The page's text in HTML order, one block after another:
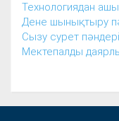
Технологиядан
Дене шынықтыру
Сызу сурет
Мектепалды